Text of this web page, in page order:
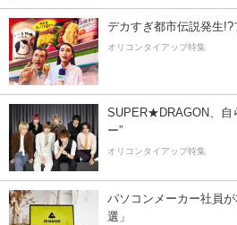
デカすぎ都市伝説発生
オリコンタイアップ特集
SUPER★DRAGON、自
ー”
オリコンタイアップ特集
パソコンメーカー社員
選」